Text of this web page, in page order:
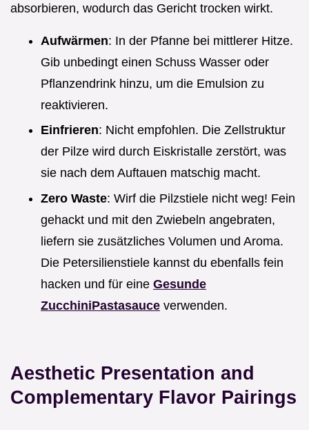
absorbieren, wodurch das Gericht trocken wirkt.
Aufwärmen: In der Pfanne bei mittlerer Hitze.
Gib unbedingt einen Schuss Wasser oder
Pflanzendrink hinzu, um die Emulsion zu
reaktivieren.
Einfrieren: Nicht empfohlen. Die Zellstruktur
der Pilze wird durch Eiskristalle zerstört, was
sie nach dem Auftauen matschig macht.
Zero Waste: Wirf die Pilzstiele nicht weg! Fein
gehackt und mit den Zwiebeln angebraten,
liefern sie zusätzliches Volumen und Aroma.
Die Petersilienstiele kannst du ebenfalls fein
hacken und für eine Gesunde
ZucchiniPastasauce verwenden.
Aesthetic Presentation and
Complementary Flavor Pairings